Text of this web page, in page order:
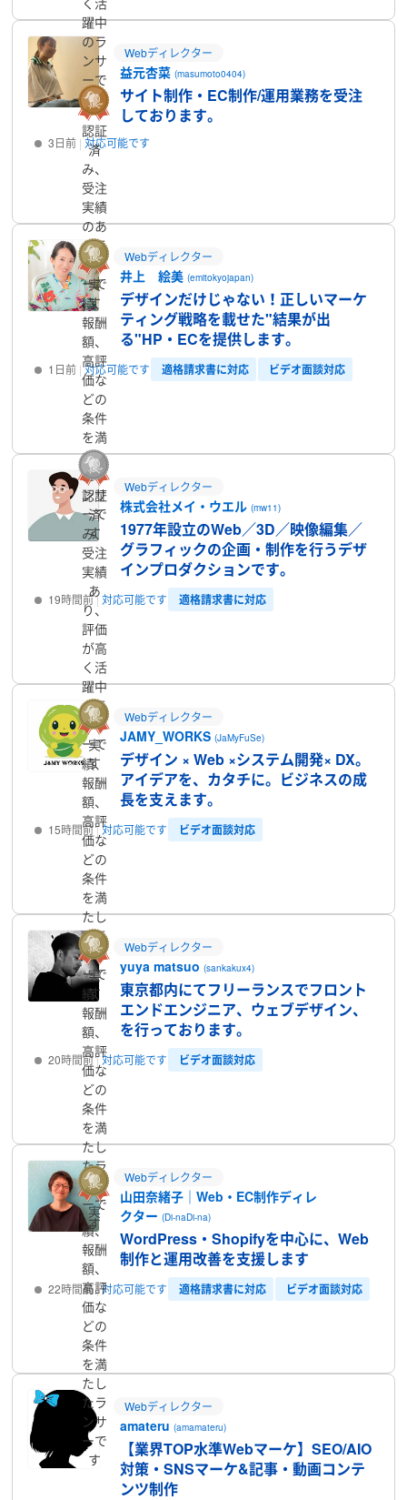
躍中
のラ
ンサ
ーで
す
Webディレクター
益元杏菜(masumoto0404)
サイト制作・EC制作/運用業務を受注
しております。
3日前 対応可能です
認証
済
み、
受注
実績
のあ
るラ
ンサ
ーで
す
Webディレクター
井上 絵美(emitokyojapan)
デザインだけじゃない！正しいマーケ
ティング戦略を載せた"結果が出
る"HP・ECを提供します。
1日前 対応可能です 適格請求書に対応 ビデオ面談対応
実
績、
報酬
額、
高評
価な
どの
条件
を満
たし
たラ
ンサ
ーで
す
Webディレクター
株式会社メイ・ウエル(mw11)
1977年設立のWeb／3D／映像編集／
グラフィックの企画・制作を行うデザ
インプロダクションです。
19時間前 対応可能です 適格請求書に対応
認証
済
み、
受注
実績
あ
り、
評価
が高
く活
躍中
のラ
ンサ
ーで
す
Webディレクター
JAMY_WORKS(JaMyFuSe)
デザイン × Web ×システム開発× DX。
アイデアを、カタチに。ビジネスの成
長を支えます。
15時間前 対応可能です ビデオ面談対応
実
績、
報酬
額、
高評
価な
どの
条件
を満
たし
たラ
ンサ
ーで
す
Webディレクター
yuya matsuo(sankakux4)
東京都内にてフリーランスでフロント
エンドエンジニア、ウェブデザイン、
を行っております。
20時間前 対応可能です ビデオ面談対応
実
績、
報酬
額、
高評
価な
どの
条件
を満
たし
たラ
ンサ
ーで
す
Webディレクター
山田奈緒子｜Web・EC制作ディレ
クター(Di-naDi-na)
WordPress・Shopifyを中心に、Web
制作と運用改善を支援します
22時間前 対応可能です 適格請求書に対応 ビデオ面談対応
実
績、
報酬
額、
高評
価な
どの
条件
を満
たし
たラ
ンサ
ーで
す
Webディレクター
amateru(amamateru)
【業界TOP水準Webマーケ】SEO/AIO
対策・SNSマーケ&記事・動画コンテ
ンツ制作